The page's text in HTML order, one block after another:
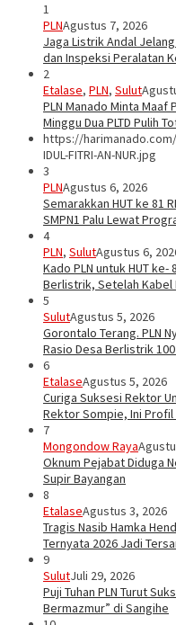
1
PLNAgustus 7, 2026
Jaga Listrik Andal Jelang
dan Inspeksi Peralatan
2
Etalase, PLN, Sulut
PLN Manado Minta Maaf
Minggu Dua PLTD Pulih
https://
IDUL-FITRI-AN-NUR.jpg
3
PLNAgustus 6, 2026
Semarakkan HUT ke 81
SMPN1 Palu Lewat
4
PLN, SulutAgustus 6,
Kado PLN untuk HUT
Berlistrik, Setelah Kabel
5
SulutAgustus 5, 2026
Gorontalo Terang. PLN
Rasio Desa Berlistrik
6
EtalaseAgustus 5, 2026
Curiga Suksesi Rektor
Rektor Sompie, Ini
7
Mongondow Raya
Oknum Pejabat Diduga
Supir Bayangan
8
EtalaseAgustus 3, 2026
Tragis Nasib Hamka
Ternyata 2026 Jadi
9
SulutJuli 29, 2026
Puji Tuhan PLN Turut
Bermazmur” di Sangihe